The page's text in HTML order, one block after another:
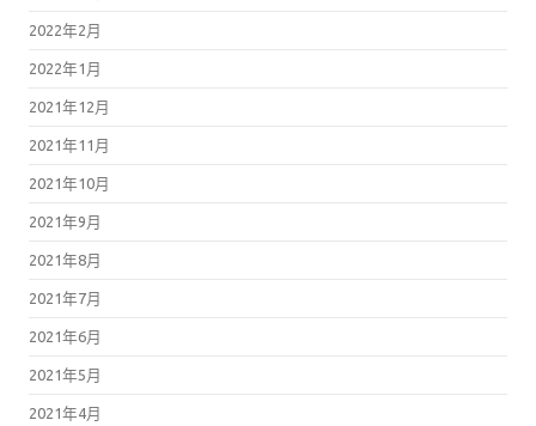
2022年2月
2022年1月
2021年12月
2021年11月
2021年10月
2021年9月
2021年8月
2021年7月
2021年6月
2021年5月
2021年4月